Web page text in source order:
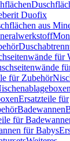
Duofix
aus
für
für Zubehör
Ersatzteile für
Badewannen
für
für Babys